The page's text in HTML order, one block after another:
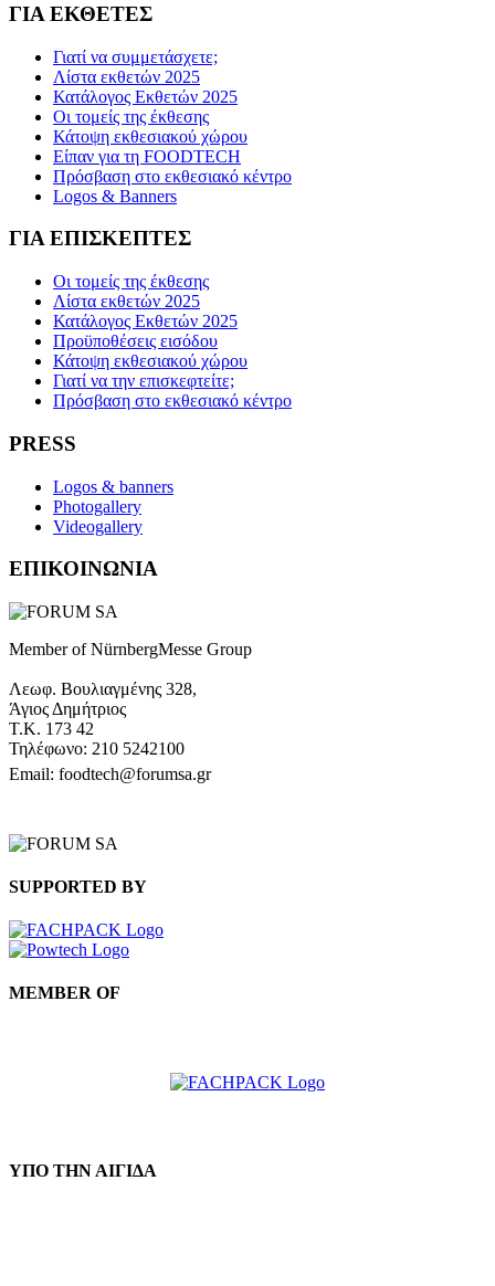
ΓΙΑ ΕΚΘΕΤΕΣ
Γιατί να συμμετάσχετε;
Λίστα εκθετών 2025
Κατάλογος Εκθετών 2025
Οι τομείς της έκθεσης
Κάτοψη εκθεσιακού χώρου
Είπαν για τη FOODTECH
Πρόσβαση στο εκθεσιακό κέντρο
Logos & Banners
ΓΙΑ ΕΠΙΣΚΕΠΤΕΣ
Οι τομείς της έκθεσης
Λίστα εκθετών 2025
Κατάλογος Εκθετών 2025
Προϋποθέσεις εισόδου
Κάτοψη εκθεσιακού χώρου
Γιατί να την επισκεφτείτε;
Πρόσβαση στο εκθεσιακό κέντρο
PRESS
Logos & banners
Photogallery
Videogallery
ΕΠΙΚΟΙΝΩΝΙΑ
Member of NürnbergMesse Group
Λεωφ. Βουλιαγμένης 328,
Άγιος Δημήτριος
Τ.Κ. 173 42
Τηλέφωνο: 210 5242100
Email: foodtech@forumsa.gr
SUPPORTED BY
MEMBER OF
ΥΠΟ ΤΗΝ ΑΙΓΙΔΑ